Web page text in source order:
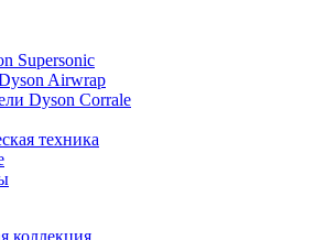
Supersonic
Airwrap
Dyson Corrale
техника
коллекция